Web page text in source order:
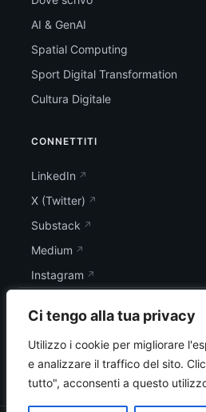
Ci tengo alla tua privacy
Utilizzo i cookie per migliorare
e analizzare il traffico del sito.
tutto", acconsenti a questo
AI & GenAI
Spatial Computing
Sport Digital Transformation
Cultura Digitale
CONNETTITI
LinkedIn
X (Twitter)
Substack
Medium
Instagram